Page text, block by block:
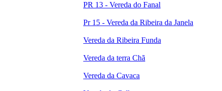
PR 13 - Vereda do Fanal
Pr 15 - Vereda da Ribeira da Janela
Vereda da Ribeira Funda
Vereda da terra Chã
Vereda da Cavaca